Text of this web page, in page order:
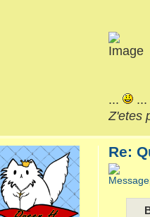
...
...
Z'etes
Re: